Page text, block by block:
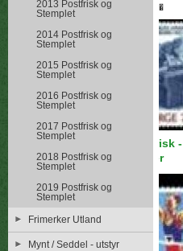
2013 Postfrisk og
Stemplet
2014 Postfrisk og
Stemplet
2015 Postfrisk og
Stemplet
2016 Postfrisk og
Stemplet
2017 Postfrisk og
Stemplet
2018 Postfrisk og
Stemplet
2019 Postfrisk og
Stemplet
Frimerker Utland
Mynt / Seddel - utstyr
Hygieneiv> �
1986 Postfrisk
FDC - Hefter